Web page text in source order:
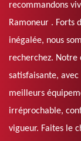
recommandons
Ramoneur . Forts
inégalée, nous
recherchez.
satisfaisante,
meilleurs
irréprochable,
vigueur. Faites le